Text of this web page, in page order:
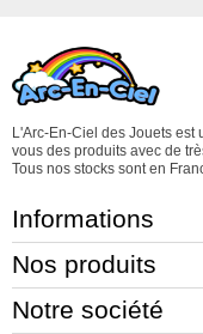
L'Arc-En-Ciel des Jouets
vous des produits avec de
Tous nos stocks sont en
Informations
Nos produits
Notre société